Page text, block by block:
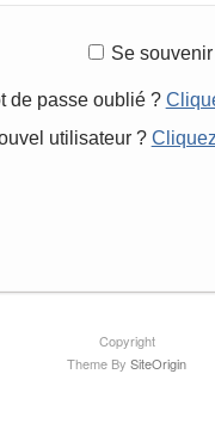
Se
de passe oublié ?
utilisateur ?
Copyright
Theme By SiteOrigin